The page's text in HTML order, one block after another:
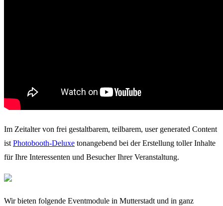
Im Zeitalter von frei gestaltbarem, teilbarem, user generated Content
ist Photobooth-Deluxe tonangebend bei der Erstellung toller Inhalte
für Ihre Interessenten und Besucher Ihrer Veranstaltung.
Wir bieten folgende Eventmodule in Mutterstadt und in ganz